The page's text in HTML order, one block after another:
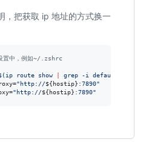
，把获取 ip 地址的方式换一
置中，例如~/.zshrc
ip route show grep -i default
"http://${hostip} :7890"
"http://${hostip} :7890"